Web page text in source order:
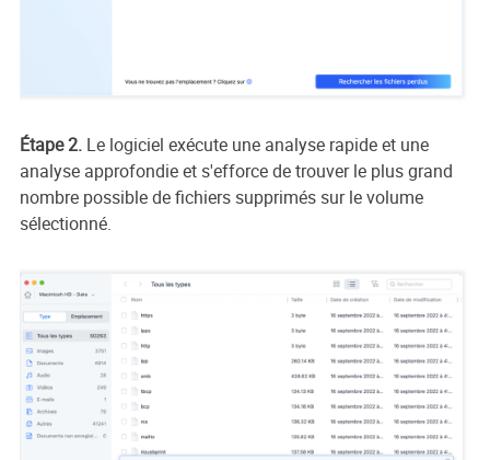
Étape 2. Le logiciel exécute une analyse rapide et une
analyse approfondie et s'efforce de trouver le plus grand
nombre possible de fichiers supprimés sur le volume
sélectionné.